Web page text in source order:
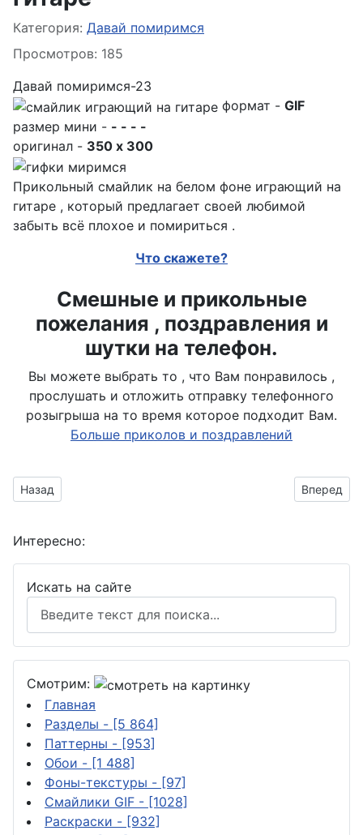
Информация о материале
Категория: Давай помиримся
Просмотров: 185
Давай помиримся-23
формат - GIF
размер мини - - - - -
оригинал - 350 x 300
Прикольный смайлик на белом фоне играющий на
гитаре , который предлагает своей любимой
забыть всё плохое и помириться .
Что скажете?
Смешные и прикольные
пожелания , поздравления и
шутки на телефон.
Вы можете выбрать то , что Вам понравилось ,
прослушать и отложить отправку телефонного
розыгрыша на то время которое подходит Вам.
Больше приколов и поздравлений
Предыдущий материал: отправить другу картинку с текстом
Назад Вперед
Интересно:
Искать на сайте
Смотрим:
Главная
Разделы - [5 864]
Паттерны - [953]
Обои - [1 488]
Фоны-текстуры - [97]
Смайлики GIF - [1028]
Раскраски - [932]